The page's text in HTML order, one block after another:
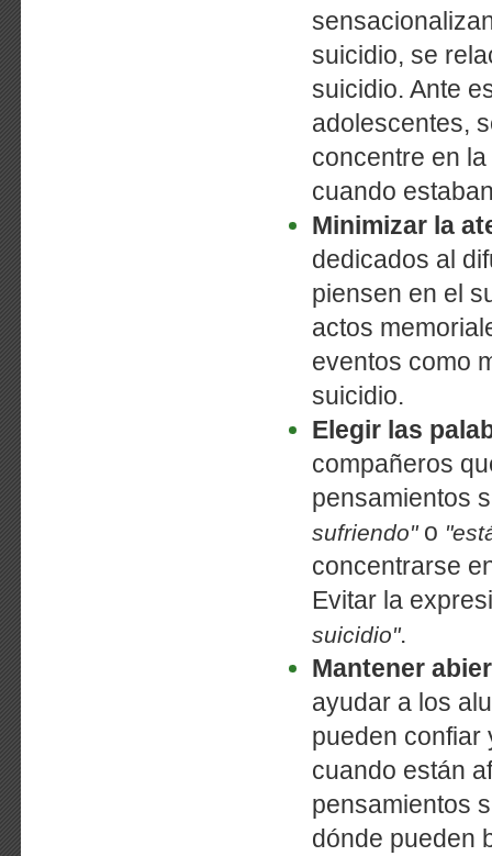
suicidio, se
suicidio. Ante
adolescentes,
concentre en
cuando
Minimizar la
dedicados al
piensen en el
actos
eventos como
suicidio.
Elegir las
compañeros
pensamientos
sufriendo"o
concentrarse
Evitar la
suicidio".
Mantener
ayudar a los
pueden confiar
cuando están
pensamientos
dónde pueden